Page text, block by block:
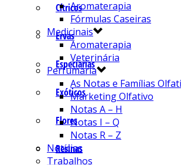
Cítricos
Ervas
Especiarias
Exóticos
Flores
Resinas
Aromaterapia
Fórmulas Caseiras
Medicinais
Aromaterapia
Veterinária
Perfumaria
As Notas e Famílias
Marketing Olfativo
Notas A – H
Notas I – Q
Notas R – Z
Notícias
Trabalhos